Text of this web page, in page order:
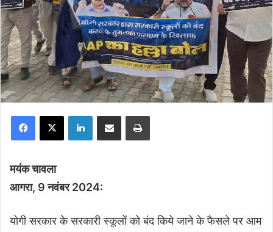
Facebook
X LinkedInShare via Email Print
मयंक चावला
आगरा, 9 नवंबर 2024:
योगी सरकार के सरकारी स्कूलों को बंद किये जाने के फैसले पर आम